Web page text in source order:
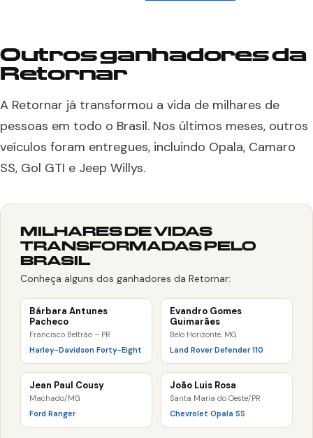
Outros ganhadores da
Retornar
A Retornar já transformou a vida de milhares de
pessoas em todo o Brasil. Nos últimos meses, outros
veículos foram entregues, incluindo Opala, Camaro
SS, Gol GTI e Jeep Willys.
MILHARES DE VIDAS
TRANSFORMADAS PELO
BRASIL
Conheça alguns dos ganhadores da Retornar:
Bárbara Antunes
Pacheco
Francisco Beltrão – PR
Harley-Davidson Forty-Eight
Evandro Gomes
Guimarães
Belo Horizonte, MG
Land Rover Defender 110
Jean Paul Cousy
Machado/MG
Ford Ranger
João Luis Rosa
Santa Maria do Oeste/PR
Chevrolet Opala SS